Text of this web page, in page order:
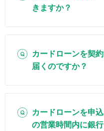
きますか？
カードローンを契
届くのですか？
カードローンを申
の営業時間内に銀